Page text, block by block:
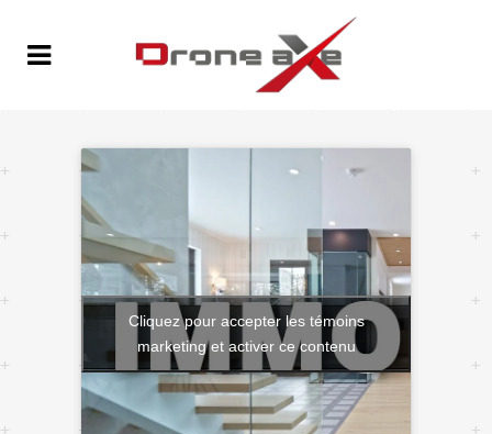
Cliquez pour accepter les témoins
marketing et activer ce contenu